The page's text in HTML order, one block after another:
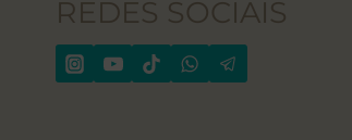
REDES SOCIAIS